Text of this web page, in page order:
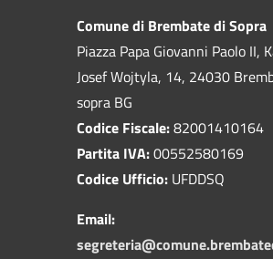
Comune di Brembate di Sopra
Piazza Papa Giovanni Paolo II,
Josef Wojtyla, 14, 24030
sopra BG
Codice Fiscale:82001410164
Partita IVA:00552580169
Codice Ufficio: UFDDSQ
Email: